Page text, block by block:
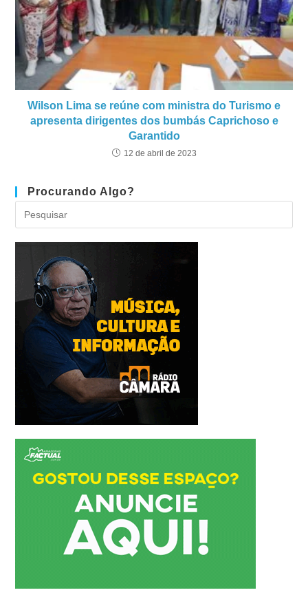
Wilson Lima se reúne com ministra do Turismo e
apresenta dirigentes dos bumbás Caprichoso e
Garantido
12 de abril de 2023
Procurando Algo?